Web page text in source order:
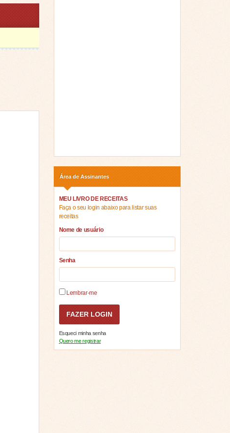
Área de Assinantes
MEU LIVRO DE RECEITAS
Faça o seu login abaixo para listar suas
receitas
Nome de usuário
Senha
Lembrar-me
Esqueci minha senha
Quero me registrar